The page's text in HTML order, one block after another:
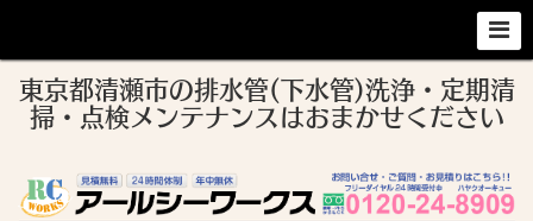
東京都清瀬市の排水管(下水管)洗浄・定期清
掃・点検メンテナンスはおまかせください